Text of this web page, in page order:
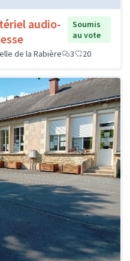
audio-
Soumis
au vote
de la Rabière
3 20